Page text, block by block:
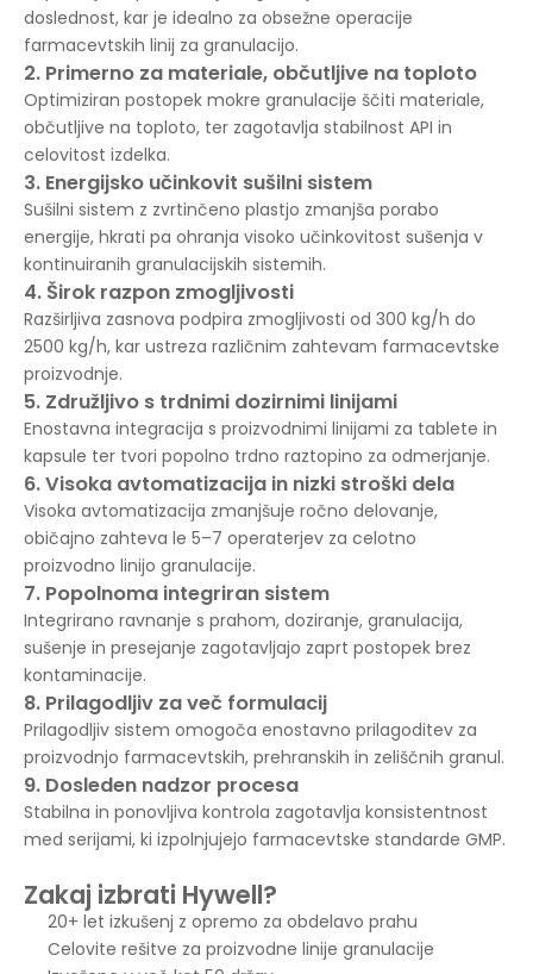
doslednost, kar je idealno za obsežne operacije
farmacevtskih linij za granulacijo.
2. Primerno za materiale, občutljive na toploto
Optimiziran postopek mokre granulacije ščiti materiale,
občutljive na toploto, ter zagotavlja stabilnost API in
celovitost izdelka.
3. Energijsko učinkovit sušilni sistem
Sušilni sistem z zvrtinčeno plastjo zmanjša porabo
energije, hkrati pa ohranja visoko učinkovitost sušenja v
kontinuiranih granulacijskih sistemih.
4. Širok razpon zmogljivosti
Razširljiva zasnova podpira zmogljivosti od 300 kg/h do
2500 kg/h, kar ustreza različnim zahtevam farmacevtske
proizvodnje.
5. Združljivo s trdnimi dozirnimi linijami
Enostavna integracija s proizvodnimi linijami za tablete in
kapsule ter tvori popolno trdno raztopino za odmerjanje.
6. Visoka avtomatizacija in nizki stroški dela
Visoka avtomatizacija zmanjšuje ročno delovanje,
običajno zahteva le 5–7 operaterjev za celotno
proizvodno linijo granulacije.
7. Popolnoma integriran sistem
Integrirano ravnanje s prahom, doziranje, granulacija,
sušenje in presejanje zagotavljajo zaprt postopek brez
kontaminacije.
8. Prilagodljiv za več formulacij
Prilagodljiv sistem omogoča enostavno prilagoditev za
proizvodnjo farmacevtskih, prehranskih in zeliščnih granul.
9. Dosleden nadzor procesa
Stabilna in ponovljiva kontrola zagotavlja konsistentnost
med serijami, ki izpolnjujejo farmacevtske standarde GMP.
Zakaj izbrati Hywell?
20+ let izkušenj z opremo za obdelavo prahu
Celovite rešitve za proizvodne linije granulacije